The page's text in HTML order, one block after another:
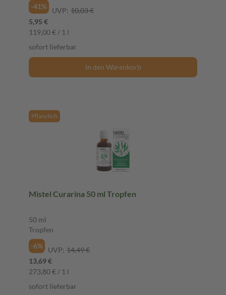
-41%
UVP: 10,03 €
5,95 €
119,00 € / 1 l
sofort lieferbar
In den Warenkorb
Pflanzlich
Mistel Curarina 50 ml Tropfen
50 ml
Tropfen
-6%
UVP: 14,49 €
13,69 €
273,80 € / 1 l
sofort lieferbar